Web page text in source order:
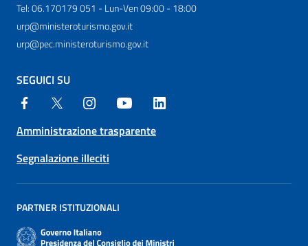
Tel: 06.170179 051 - Lun-Ven 09:00 - 18:00
urp@ministeroturismo.gov.it
urp@pec.ministeroturismo.gov.it
SEGUICI SU
Amministrazione trasparente
Segnalazione illeciti
PARTNER ISTITUZIONALI